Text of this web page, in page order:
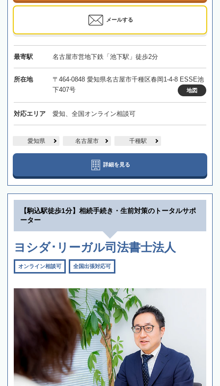
メールする
最寄駅 名古屋市営地下鉄「池下駅」徒歩2分
所在地
〒464-0848 愛知県名古屋市千種区春岡1-4-8 ESSE池
下407号
地図
対応エリア 愛知、全国オンライン相談可
愛知県 名古屋市 千種駅
詳細を見る
【駒込駅徒歩1分】相続手続き・生前対策のトータルサポ
ーター
ヨシダ･リーガル司法書士法人
オンライン相談可 全国出張対応可